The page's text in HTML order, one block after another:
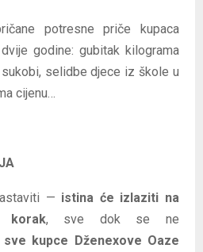
potresne priče kupaca
godine: gubitak kilograma
selidbe djece iz škole u
cijenu…
— istina će izlaziti na
, sve dok se ne
kupce Dženexove Oaze